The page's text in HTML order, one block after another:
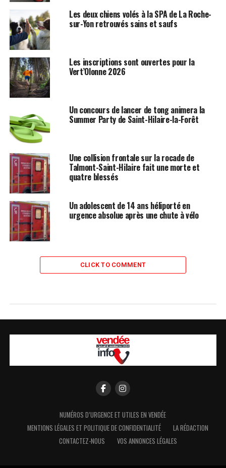
Les deux chiens volés à la SPA de La Roche-
sur-Yon retrouvés sains et saufs
Les inscriptions sont ouvertes pour la
Vert’Olonne 2026
Un concours de lancer de tong animera la
Summer Party de Saint-Hilaire-la-Forêt
Une collision frontale sur la rocade de
Talmont-Saint-Hilaire fait une morte et
quatre blessés
Un adolescent de 14 ans héliporté en
urgence absolue après une chute à vélo
CLICK TO COMMENT
NUMÉROS D’URGENCE ET UTILES EN VENDÉE
MENTIONS LÉGALES ET POLITIQUE DE CONFIDENTIALITÉ
LA RÉDACTION
CONTACTEZ-NOUS
VOS ANNONCES LÉGALES